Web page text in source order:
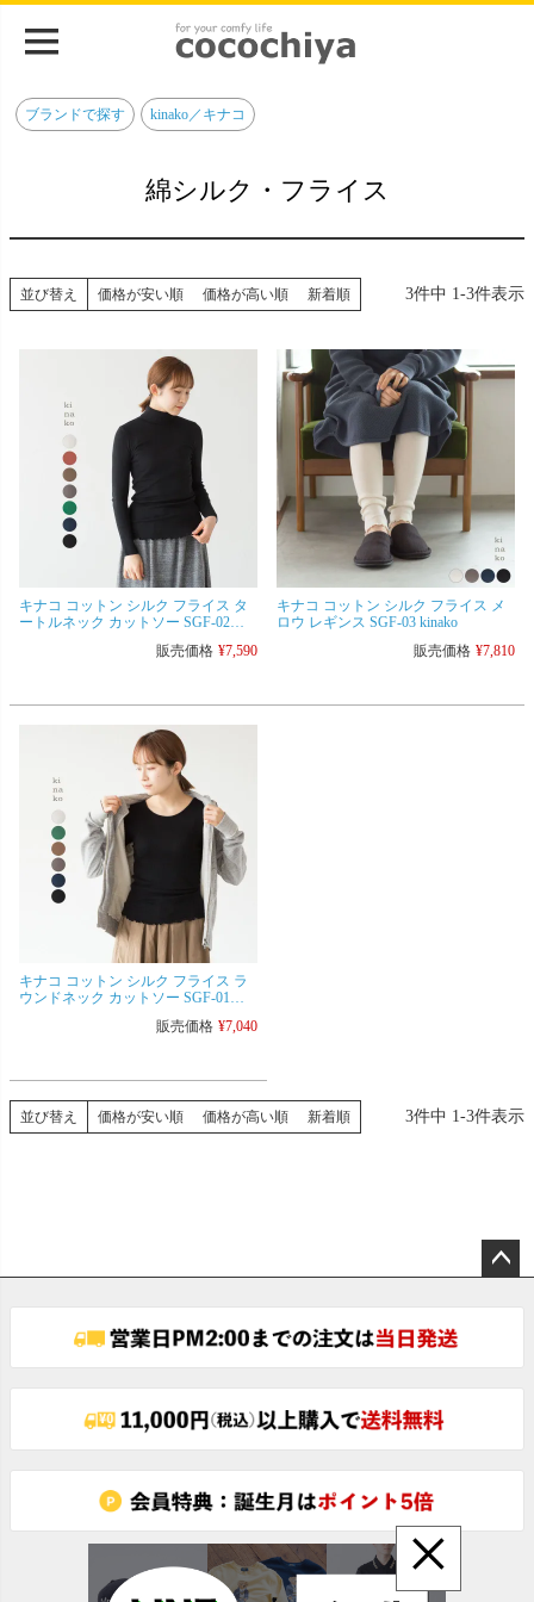
ブランドで探す kinako／キナコ
綿シルク・フライス
並び替え 価格が安い順 価格が高い順 新着順 3件中 1-3件表示
キナコ コットン シルク フライス タ
ートルネック カットソー SGF-02
販売価格 ¥7,590
キナコ コットン シルク フライス メ
ロウ レギンス SGF-03 kinako
販売価格 ¥7,810
キナコ コットン シルク フライス ラ
ウンドネック カットソー SGF-01
販売価格 ¥7,040
並び替え 価格が安い順 価格が高い順 新着順 3件中 1-3件表示
×
へ